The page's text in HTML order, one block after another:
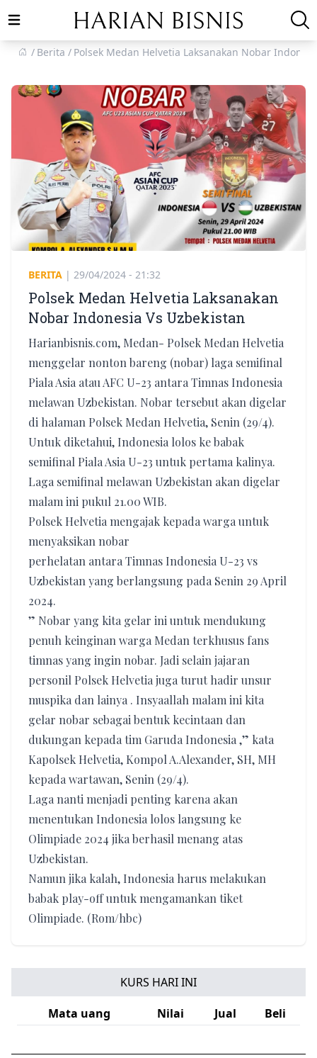
Open main menu
Berita
Polsek Medan Helvetia Laksanakan Nobar
BERITA | 29/04/2024 - 21:32
Polsek Medan Helvetia Laksanakan
Nobar Indonesia Vs Uzbekistan
Harianbisnis.com, Medan- Polsek Medan Helvetia
menggelar nonton bareng (nobar) laga semifinal
Piala Asia atau AFC U-23 antara Timnas Indonesia
melawan Uzbekistan. Nobar tersebut akan digelar
di halaman Polsek Medan Helvetia, Senin (29/4).
Untuk diketahui, Indonesia lolos ke babak
semifinal Piala Asia U-23 untuk pertama kalinya.
Laga semifinal melawan Uzbekistan akan digelar
malam ini pukul 21.00 WIB.
Polsek Helvetia mengajak kepada warga untuk
menyaksikan nobar
perhelatan antara Timnas Indonesia U-23 vs
Uzbekistan yang berlangsung pada Senin 29 April
2024.
” Nobar yang kita gelar ini untuk mendukung
penuh keinginan warga Medan terkhusus fans
timnas yang ingin nobar. Jadi selain jajaran
personil Polsek Helvetia juga turut hadir unsur
muspika dan lainya . Insyaallah malam ini kita
gelar nobar sebagai bentuk kecintaan dan
dukungan kepada tim Garuda Indonesia ,” kata
Kapolsek Helvetia, Kompol A.Alexander, SH, MH
kepada wartawan, Senin (29/4).
Laga nanti menjadi penting karena akan
menentukan Indonesia lolos langsung ke
Olimpiade 2024 jika berhasil menang atas
Uzbekistan.
Namun jika kalah, Indonesia harus melakukan
babak play-off untuk mengamankan tiket
Olimpiade. (Rom/hbc)
KURS HARI INI
Mata uang
Nilai Jual Beli